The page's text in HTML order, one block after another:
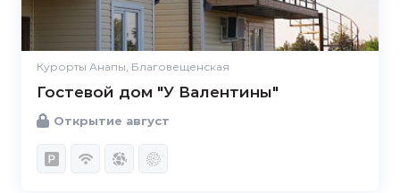
Курорты Анапы, Благовещенская
Гостевой дом "У Валентины"
Открытие август